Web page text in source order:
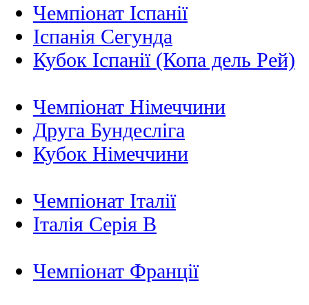
Чемпіонат Іспанії
Іспанія Сегунда
Кубок Іспанії (Копа дель Рей)
Чемпіонат Німеччини
Друга Бундесліга
Кубок Німеччини
Чемпіонат Італії
Італія Серія B
Чемпіонат Франції